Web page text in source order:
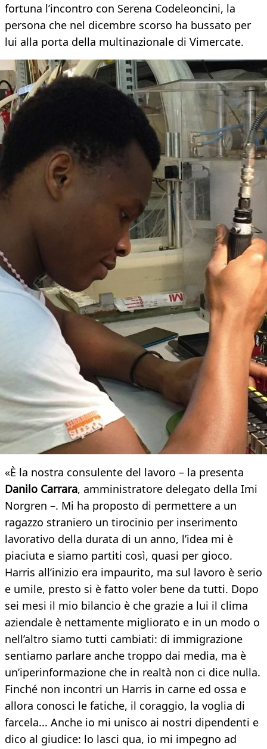
fortuna l’incontro con Serena Codeleoncini, la
persona che nel dicembre scorso ha bussato per
lui alla porta della multinazionale di Vimercate.
«È la nostra consulente del lavoro – la presenta
Danilo Carrara, amministratore delegato della Imi
Norgren –. Mi ha proposto di permettere a un
ragazzo straniero un tirocinio per inserimento
lavorativo della durata di un anno, l’idea mi è
piaciuta e siamo partiti così, quasi per gioco.
Harris all’inizio era impaurito, ma sul lavoro è serio
e umile, presto si è fatto voler bene da tutti. Dopo
sei mesi il mio bilancio è che grazie a lui il clima
aziendale è nettamente migliorato e in un modo o
nell’altro siamo tutti cambiati: di immigrazione
sentiamo parlare anche troppo dai media, ma è
un’iperinformazione che in realtà non ci dice nulla.
Finché non incontri un Harris in carne ed ossa e
allora conosci le fatiche, il coraggio, la voglia di
farcela... Anche io mi unisco ai nostri dipendenti e
dico al giudice: lo lasci qua, io mi impegno ad